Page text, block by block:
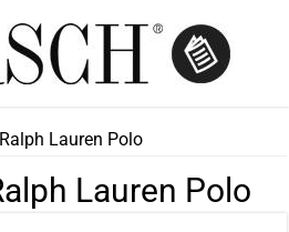
Ralph Lauren Polo
Lauren Polo